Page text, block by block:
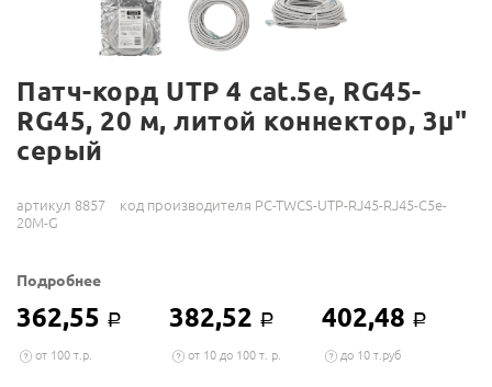
Патч-корд UTP 4 cat.5е, RG45-
RG45, 20 м, литой коннектор, 3µ"
серый
артикул 8857
код производителя PC-TWCS-UTP-RJ45-RJ45-C5e-
20M-G
Подробнее
362,55 Р 382,52 Р 402,48 Р
от 100 т.р. от 10 до 100 т. р. до 10 т.руб